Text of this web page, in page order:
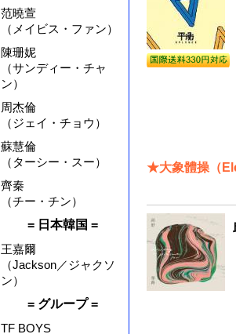
范曉萱
（メイビス・ファン）
陳珊妮
（サンディー・チャ
ン）
周杰倫
（ジェイ・チョウ）
蘇慧倫
（ターシー・スー）
齊秦
（チー・チン）
= 日本韓国 =
王嘉爾
（Jackson／ジャクソ
ン）
= グループ =
TF BOYS
★大象體操（